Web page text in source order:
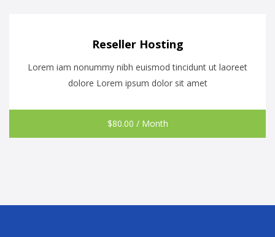
Reseller Hosting
Lorem iam nonummy nibh euismod tincidunt ut laoreet
dolore Lorem ipsum dolor sit amet
$80.00 / Month